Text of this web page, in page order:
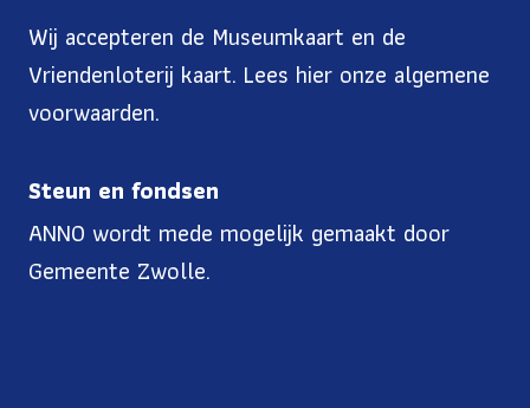
Wij accepteren de Museumkaart en de
Vriendenloterij kaart. Lees hier onze algemene
voorwaarden.
Steun en fondsen
ANNO wordt mede mogelijk gemaakt door
Gemeente Zwolle.